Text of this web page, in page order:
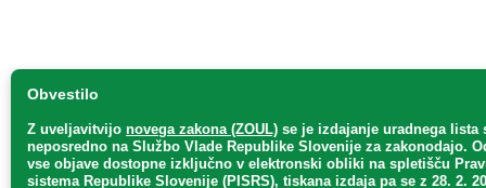
Obvestilo
Z uveljavitvijo novega zakona (ZOUL) se je izdajanje uradnega lista
neposredno na Službo Vlade Republike Slovenije za zakonodajo.
vse objave dostopne izključno v elektronski obliki na spletišču
sistema Republike Slovenije (PISRS), tiskana izdaja pa se z 28. 2.